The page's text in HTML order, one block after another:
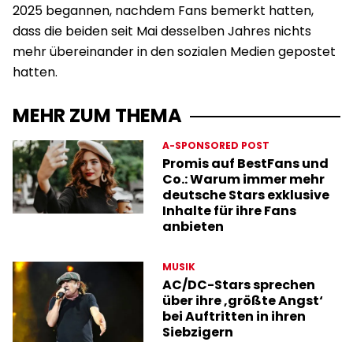
2025 begannen, nachdem Fans bemerkt hatten,
dass die beiden seit Mai desselben Jahres nichts
mehr übereinander in den sozialen Medien gepostet
hatten.
MEHR ZUM THEMA
A-SPONSORED POST
Promis auf BestFans und
Co.: Warum immer mehr
deutsche Stars exklusive
Inhalte für ihre Fans
anbieten
MUSIK
AC/DC-Stars sprechen
über ihre ‚größte Angst‘
bei Auftritten in ihren
Siebzigern